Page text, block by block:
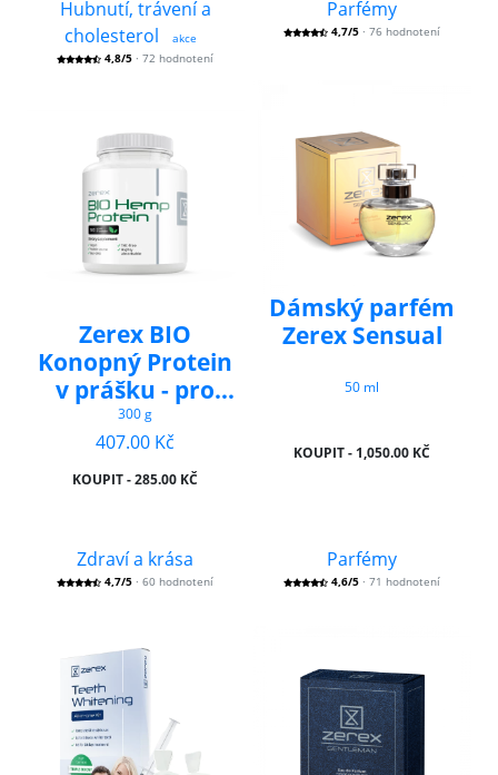
Hubnutí, trávení a
cholesterol
akce
4,8/5 · 72 hodnotení
Zerex BIO
Konopný Protein
v prášku - pro
doplnění bílkovin
a živin
300 g
407.00 Kč
KOUPIT - 285.00 KČ
Parfémy
4,7/5 · 76 hodnotení
Dámský parfém
Zerex Sensual
50 ml
KOUPIT - 1,050.00 KČ
Zdraví a krása
4,7/5 · 60 hodnotení
Parfémy
4,6/5 · 71 hodnotení